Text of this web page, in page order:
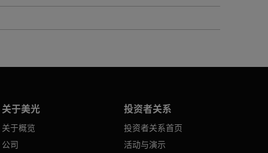
关于美光
关于概览
公司
投资者关系
投资者关系首页
活动与演示